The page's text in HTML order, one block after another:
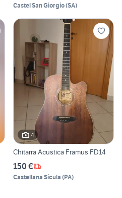
Castel San Giorgio(SA)
4
Chitarra Acustica Framus FD14
150 €
Castellana Sicula (PA)